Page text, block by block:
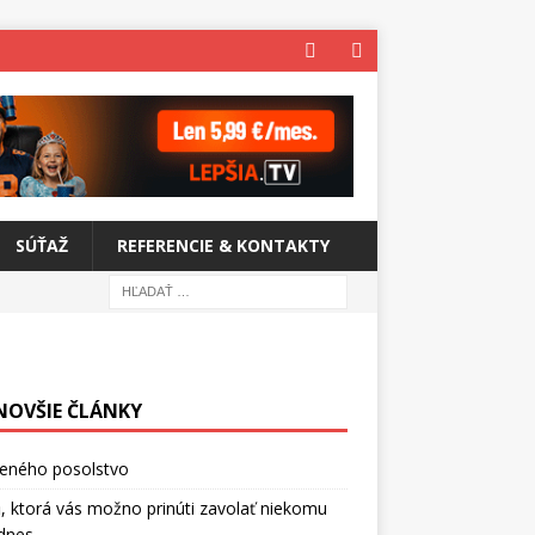
SÚŤAŽ REFERENCIE & KONTAKTY
ČLÁNKY
posolstvo
ktorá vás možno prinúti zavolať niekomu